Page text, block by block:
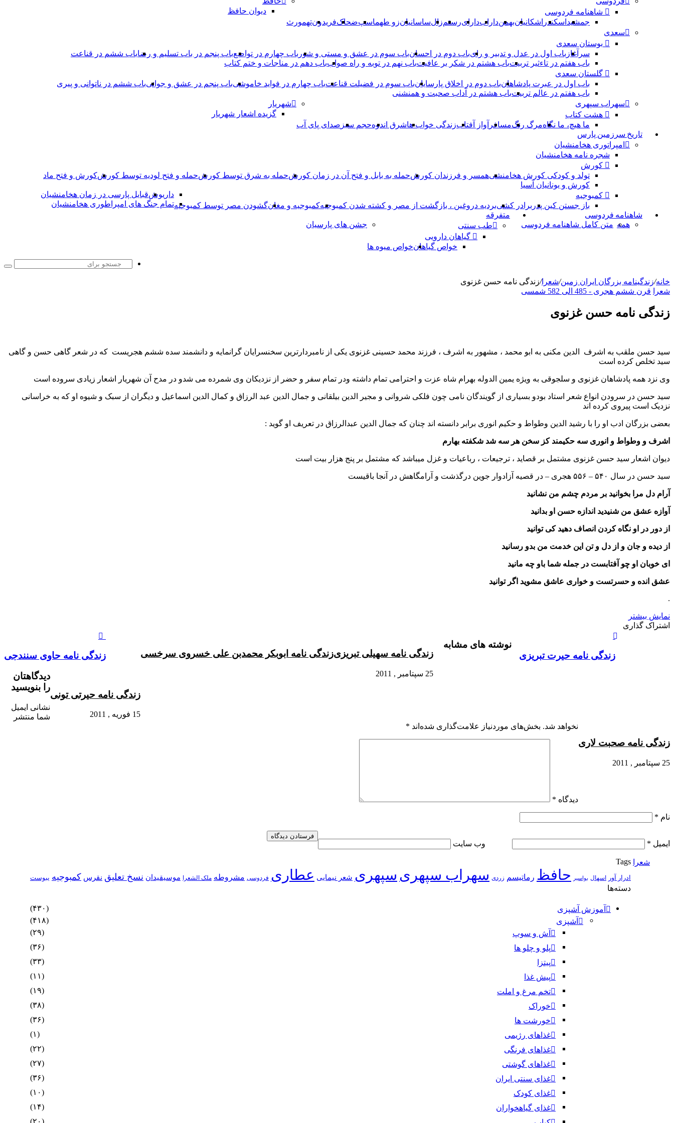
شاهنامه فردوسی
جمشید اسکندر اشکانیانبهمندارابدارایرستمزالساسانیانزو طهماسپ‏ضحاکفریدونتهمورث
دیوان حافظ
سعدی
بوستان سعدی
سرآغاز باب اول در عدل و تدبیر و رایباب دوم در احسانباب سوم در عشق و مستی و شور باب چهارم در تواضعباب پنجم در باب تسلیم و رضاباب ششم در قناعت
باب هفتم در تاءثیر تربیتباب هشتم در شکر بر عافیتباب نهم در توبه و راه صوابباب دهم در مناجات و ختم کتاب
گلستان سعدی
باب اول در عبرت پادشاهانباب دوم در اخلاق پارسایانباب سوم در فضیلت قناعتباب چهارم در فواید خاموشىباب پنجم در عشق و جوانىباب ششم در ناتوانى و پیرى
باب هفتم در عالم تربیتباب هشتم در آداب صحبت و همنشنى
سهراب سپهری
هشت کتاب
ما هیچ، ما نگاهمرگ رنگمسافر آواز آفتابزندگی خواب هاشرق اندوهحجم سبز صدای پای آب
شهریار
گزیده اشعار شهریار
تاریخ سرزمین پارس
امپراتوری هخامنشیان
شجره نامه هخامنشیان
کورش
تولد و کودکی کورش هخامنشیهمسر و فرزندان کورشحمله به بابل و فتح آن در زمان کورشحمله به شرق توسط کورشحمله و فتح لودیه توسط کورشکورش و فتح ماد
کورش و یونانیان آسیا
کمبوجیه
باز جستن کین پدر برادر کشیبردیه دروغین ، بازگشت از مصر و کشته شدن کمبوجیهکمبوجیه و مغانگشودن مصر توسط کمبوجیه
داریوشقبایل پارسی در زمان هخامنشیان
تمام جنگ های امپراطوری هخامنشیان
شاهنامه فردوسی
همه متن کامل شاهنامه فردوسی
متفرقه
طب سنتی
گیاهان دارویی
خواص گیاهانخواص میوه ها
جشن های پارسیان
خانه/زندگینامه بزرگان ایران زمین/شعرا/زندگی نامه حسن غزنوی
شعرا
قرن ششم هجری - 485 الی 582 شمسی
زندگی نامه حسن غزنوی
سید حسن ملقب به اشرف الدین مکنی به ابو محمد ، مشهور به اشرف ، فرزند محمد حسینی غزنوی یکی از نامبردارترین سخنسرایان گرانمایه و دانشمند سده ششم هجریست که در شعر گاهی حسن و گاهی
سید تخلص کرده است
وی نزد همه پادشاهان غزنوی و سلجوقی به ویژه یمین الدوله بهرام شاه عزت و احترامی تمام داشته ودر تمام سفر و حضر از نزدیکان وی شمرده می شدو در مدح آن شهریار اشعار زیادی سروده است
سید حسن در سرودن انواع شعر استاد بودو بسیاری از گویندگان نامی چون فلکی شروانی و مجیر الدین بیلقانی و جمال الدین عبد الرزاق و کمال الدین اسماعیل و دیگران از سبک و شیوه او که به خراسانی
نزدیک است پیروی کرده اند
بعضی بزرگان ادب او را با رشید الدین وطواط و حکیم انوری برابر دانسته اند چنان که جمال الدین عبدالرزاق در تعریف او گوید :
اشرف و وطواط و انوری سه حکیمند کز سخن هر سه شد شکفته بهارم
دیوان اشعار سید حسن غزنوی مشتمل بر قصاید ، ترجیعات ، رباعیات و غزل میباشد که مشتمل بر پنج هزار بیت است
سید حسن در سال ۵۴۰ – ۵۵۶ هجری – در قصیه آزادوار جوین درگذشت و آرامگاهش در آنجا باقیست
آرام دل مرا بخوانید بر مردم چشم من نشانید
آوازه عشق من شنیدید اندازه حسن او بدانید
از دور در او نگاه کردن انصاف دهید کی توانید
از دیده و جان و از دل و تن این خدمت من بدو رسانید
ای خوبان او چو آفتابست در جمله شما باو چه مانید
عشق انده و حسرتست و خواری عاشق مشوید اگر توانید
.
نمایش بیشتر
اشتراک گذاری
بوک
آپ
گذاری
طریق
ایمیل
زندگی نامه حیرت تبریزی زندگی نامه حاوی سنندجی
نوشته های مشابه
زندگی نامه سهیلی تبریزی
25 سپتامبر , 2011
زندگی نامه ابوبکر محمدبن علی خسروی سرخسی
زندگی نامه حیرتی تونی
15 فوریه , 2011
زندگی نامه صحبت لاری
25 سپتامبر , 2011
دیدگاهتان
را بنویسید
نشانی ایمیل
شما منتشر
نخواهد شد. بخش‌های موردنیاز علامت‌گذاری شده‌اند *
دیدگاه *
نام *
ایمیل * وب‌ سایت
شعرا Tags
ادرار آور اسهال بواسیر حافظ رماتیسم زردی سهراب سپهری سپهری شعر نیمایی عطاری فردوسی مشروطه ملک الشعرا موسیقیدان نسخ تعلیق نقرس کمبوجیه یبوست
دسته‌ها
آموزش آشپزی
(۴۳۰)
آشپزی
(۴۱۸)
آش و سوپ
(۲۹)
پلو و چلو ها
(۳۶)
پیتزا
(۳۳)
پیش غذا
(۱۱)
تخم مرغ و املت
(۱۹)
خوراک
(۳۸)
خورشت ها
(۳۶)
غذاهای رژیمی
(۱)
غذاهای فرنگی
(۲۲)
غذاهای گوشتی
(۲۷)
غذای سنتی ایران
(۳۶)
غذای کودک
(۱۰)
غذای گیاهخواران
(۱۴)
(۲۰)